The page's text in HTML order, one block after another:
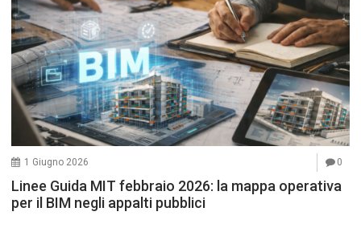
1 Giugno 2026 0
Linee Guida MIT febbraio 2026: la mappa operativa
per il BIM negli appalti pubblici